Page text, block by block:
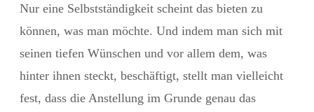
Nur eine Selbstständigkeit scheint das bieten zu
können, was man möchte. Und indem man sich mit
seinen tiefen Wünschen und vor allem dem, was
hinter ihnen steckt, beschäftigt, stellt man vielleicht
fest, dass die Anstellung im Grunde genau das